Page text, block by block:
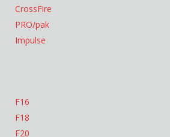
CrossFire
PRO/pak
Impulse
F16
F18
F20